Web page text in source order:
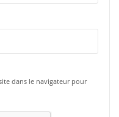
dans le navigateur pour